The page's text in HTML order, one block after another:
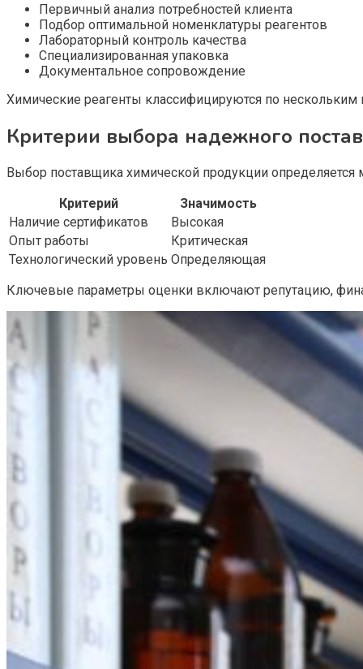
Первичный анализ потребностей клиента
Подбор оптимальной номенклатуры реагентов
Лабораторный контроль качества
Специализированная упаковка
Документальное сопровождение
Химические реагенты классифицируются по нескольким
Критерии выбора надежного
Выбор поставщика химической продукции
Критерий
Значимость
Наличие сертификатов
Высокая
Опыт работы
Критическая
Технологический уровень Определяющая
Ключевые параметры оценки включают репутацию,